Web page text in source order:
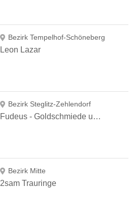
Bezirk Tempelhof-Schöneberg
Leon Lazar
Bezirk Steglitz-Zehlendorf
Fudeus - Goldschmiede und Juweliere
Bezirk Mitte
2sam Trauringe